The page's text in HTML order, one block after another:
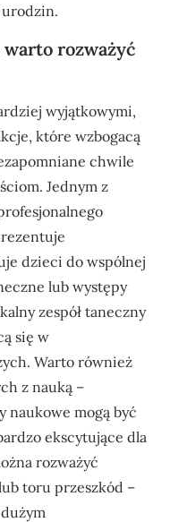
urodzin.
rozważyć
wyjątkowymi,
które wzbogacą
chwile
Jednym z
dzieci do wspólnej
lub występy
zespół taneczny
się w
Warto również
z nauką –
naukowe mogą być
ekscytujące dla
rozważyć
toru przeszkód –